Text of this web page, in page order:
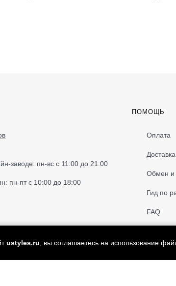
заводе: пн-вс с 11:00 до 21:00
пн-пт с 10:00 до 18:00
ПОМОЩЬ
Оплата
Доставка
Обмен и
Гид по
FAQ
ИП Акимов А.Е.
ustyles.ru , вы соглашаетесь на использование